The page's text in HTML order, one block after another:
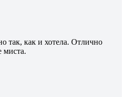
так, как и хотела. Отлично
миста.